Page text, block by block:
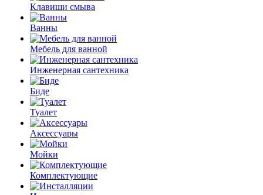
Клавиши смыва
Ванны
Мебель для ванной
Инженерная сантехника
Биде
Туалет
Аксессуары
Мойки
Комплектующие